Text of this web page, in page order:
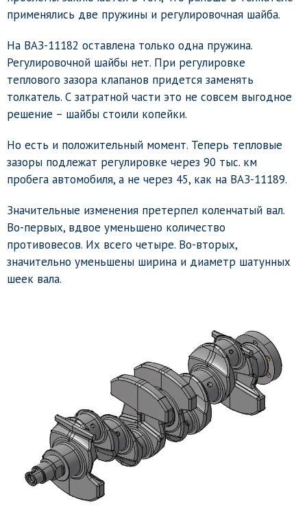
применялись две пружины и регулировочная шайба.
На ВАЗ-11182 оставлена только одна пружина.
Регулировочной шайбы нет. При регулировке
теплового зазора клапанов придется заменять
толкатель. С затратной части это не совсем выгодное
решение – шайбы стоили копейки.
Но есть и положительный момент. Теперь тепловые
зазоры подлежат регулировке через 90 тыс. км
пробега автомобиля, а не через 45, как на ВАЗ-11189.
Значительные изменения претерпел коленчатый вал.
Во-первых, вдвое уменьшено количество
противовесов. Их всего четыре. Во-вторых,
значительно уменьшены ширина и диаметр шатунных
шеек вала.